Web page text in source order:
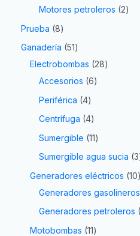
Motores petroleros
2
Prueba 8
Ganadería 51
Electrobombas
28
Accesorios 6
Periférica 4
Centrífuga 4
Sumergible 11
Sumergible agua sucia 3
Generadores eléctricos 10
Generadores gasolineros
Generadores petroleros
Motobombas 11